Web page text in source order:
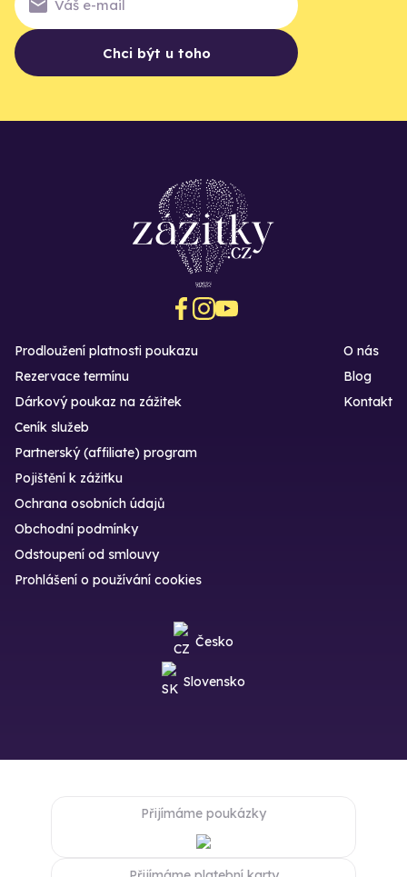
Chci být u toho
Prodloužení platnosti poukazu
Rezervace termínu
Dárkový poukaz na zážitek
O nás
Blog
Kontakt
Ceník služeb
Partnerský (affiliate) program
Pojištění k zážitku
Ochrana osobních údajů
Obchodní podmínky
Odstoupení od smlouvy
Prohlášení o používání cookies
Česko
Slovensko
Přijímáme poukázky